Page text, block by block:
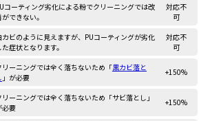
コーティング劣化による粉でクリーニングでは改
できない。
対応不
可
カビのように見えますが、PUコーティングが劣化
た症状となります。
対応不
可
リーニングでは全く落ちないため「黒カビ落と
」が必要
+150%
リーニングでは全く落ちないため「サビ落とし」
必要
+150%